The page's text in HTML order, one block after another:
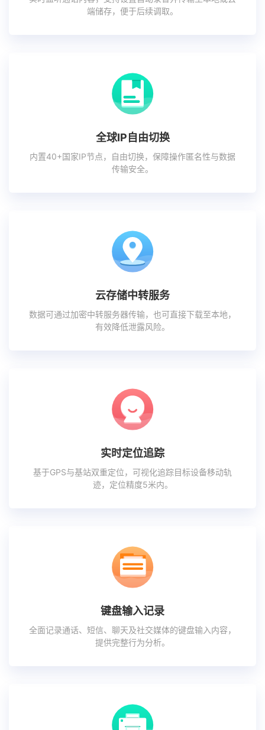
端储存，便于后续调取。
全球IP自由切换
内置40+国家IP节点，自由切换，保障操作匿名性与数据
传输安全。
云存储中转服务
数据可通过加密中转服务器传输，也可直接下载至本地，
有效降低泄露风险。
实时定位追踪
基于GPS与基站双重定位，可视化追踪目标设备移动轨
迹，定位精度5米内。
键盘输入记录
全面记录通话、短信、聊天及社交媒体的键盘输入内容，
提供完整行为分析。